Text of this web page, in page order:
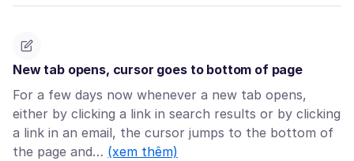
New tab opens, cursor goes to bottom of page
For a few days now whenever a new tab opens,
either by clicking a link in search results or by clicking
a link in an email, the cursor jumps to the bottom of
the page and… (xem thêm)